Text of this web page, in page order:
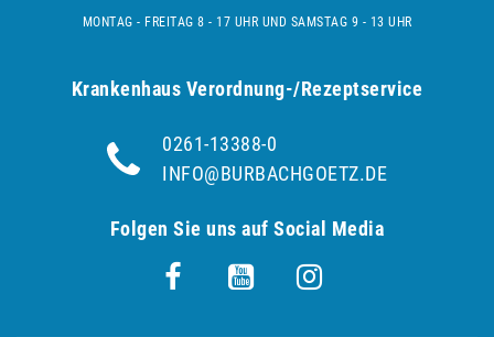
MONTAG - FREITAG 8 - 17 UHR UND SAMSTAG 9 - 13 UHR
Krankenhaus Verordnung-/Rezeptservice
0261-13388-0
INFO@BURBACHGOETZ.DE
Folgen Sie uns auf Social Media